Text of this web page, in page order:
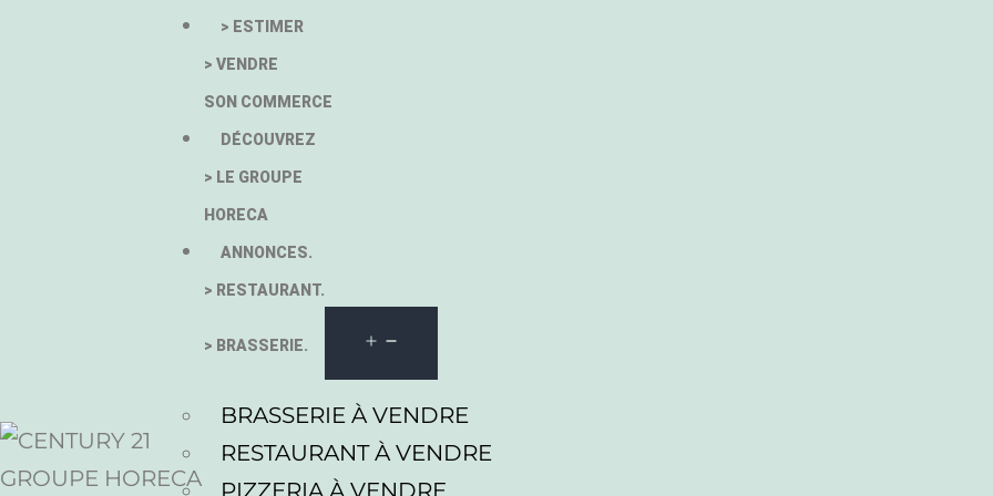
> ESTIMER
> VENDRE
SON COMMERCE
DÉCOUVREZ
> LE GROUPE
HORECA
ANNONCES.
> RESTAURANT.
> BRASSERIE.
BRASSERIE À VENDRE
RESTAURANT À VENDRE
PIZZERIA À VENDRE